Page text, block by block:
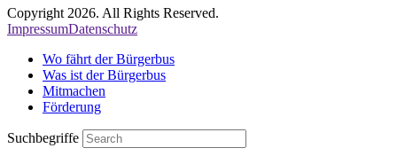
Copyright 2026. All Rights Reserved.
ImpressumDatenschutz
Wo fährt der Bürgerbus
Was ist der Bürgerbus
Mitmachen
Förderung
Suchbegriffe